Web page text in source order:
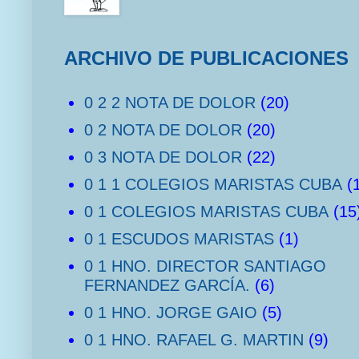
ARCHIVO DE PUBLICACIONES
0 2 2 NOTA DE DOLOR (20)
0 2 NOTA DE DOLOR (20)
0 3 NOTA DE DOLOR (22)
0 1 1 COLEGIOS MARISTAS CUBA
0 1 COLEGIOS MARISTAS CUBA
0 1 ESCUDOS MARISTAS (1)
0 1 HNO. DIRECTOR SANTIAGO
FERNANDEZ GARCÍA. (6)
0 1 HNO. JORGE GAIO (5)
0 1 HNO. RAFAEL G. MARTIN (9)